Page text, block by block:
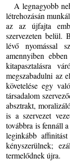
A legnagyobb
létrehozásán
az az újfajta
szervezeten belül.
lévő nyomással
amennyiben
kitapasztalásra
megszabadulni az
követelése egy
társadalom
absztrakt,
is a szervezet
továbbra is fennáll
leginkább
kényszerülnek;
termelődnek újra.